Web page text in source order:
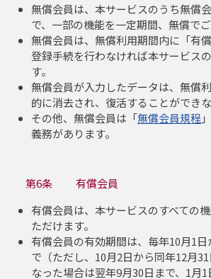
無償会員は、本サービスのうち無償
で、一部の機能を一定期間、無償で
無償会員は、無償利用期間内に「有
登録手続を行わなければ本サービス
す。
無償会員が入力したデータは、無償
的に消去され、復活することができ
その他、無償会員は「無償会員規程
義務があります。
第6条 有償会員
有償会員は、本サービスのすべての
ただけます。
有償会員の有効期間は、毎年10月1日
で（ただし、10月2日から同年12月
なった場合は翌年9月30日まで、1月